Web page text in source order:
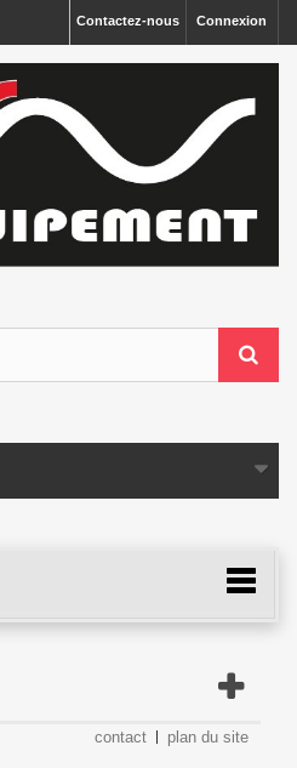
Connexion
Contactez-nous
contact plan du site